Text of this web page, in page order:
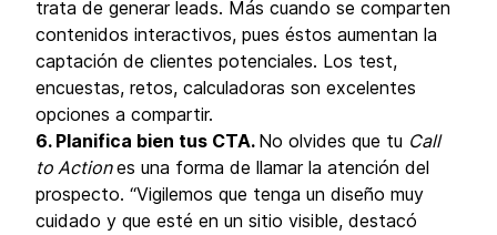
trata de generar leads. Más cuando se comparten
contenidos interactivos, pues éstos aumentan la
captación de clientes potenciales. Los test,
encuestas, retos, calculadoras son excelentes
opciones a compartir.
6. Planifica bien tus CTA. No olvides que tu Call
to Actiones una forma de llamar la atención del
prospecto. “Vigilemos que tenga un diseño muy
cuidado y que esté en un sitio visible, destacó